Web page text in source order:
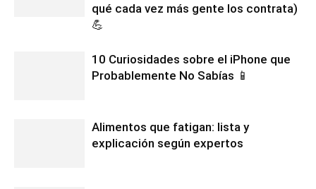
qué cada vez más gente los contrata)
💪
10 Curiosidades sobre el iPhone que
Probablemente No Sabías 📱
Alimentos que fatigan: lista y
explicación según expertos